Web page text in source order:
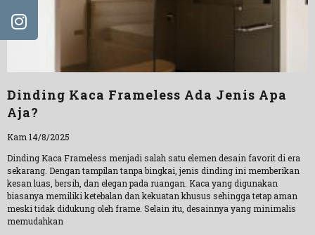
Dinding Kaca Frameless Ada Jenis Apa
Aja?
Kam 14/8/2025
Dinding Kaca Frameless menjadi salah satu elemen desain favorit di era
sekarang. Dengan tampilan tanpa bingkai, jenis dinding ini memberikan
kesan luas, bersih, dan elegan pada ruangan. Kaca yang digunakan
biasanya memiliki ketebalan dan kekuatan khusus sehingga tetap aman
meski tidak didukung oleh frame. Selain itu, desainnya yang minimalis
memudahkan